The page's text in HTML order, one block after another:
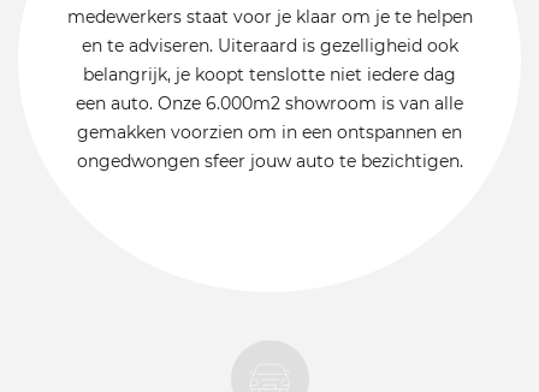
medewerkers staat voor je klaar om je te helpen
en te adviseren. Uiteraard is gezelligheid ook
belangrijk, je koopt tenslotte niet iedere dag
een auto. Onze 6.000m2 showroom is van alle
gemakken voorzien om in een ontspannen en
ongedwongen sfeer jouw auto te bezichtigen.